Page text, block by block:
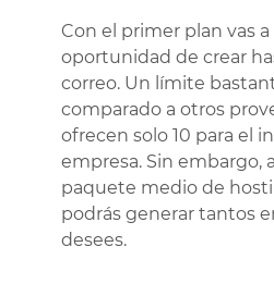
Con el primer plan vas
oportunidad de crear
correo. Un límite
comparado a otros
ofrecen solo 10 para el
empresa. Sin embargo,
paquete medio de
podrás generar tantos
desees.